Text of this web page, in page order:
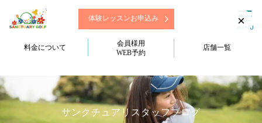
体験レッスンお申込み
料金について
会員様用
WEB予約
店舗一覧
サンクチュアリスタッフブログ
×